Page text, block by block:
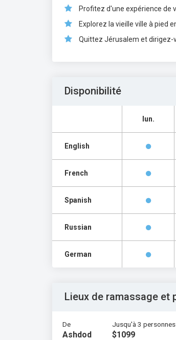
Profitez d'une expérience de
Explorez la vieille ville à pied
Quittez Jérusalem et dirigez-
Disponibilité
lun.
English
French
Spanish
Russian
German
Lieux de ramassage et
De
Ashdod
Jusqu'à 3 personnes
$1099